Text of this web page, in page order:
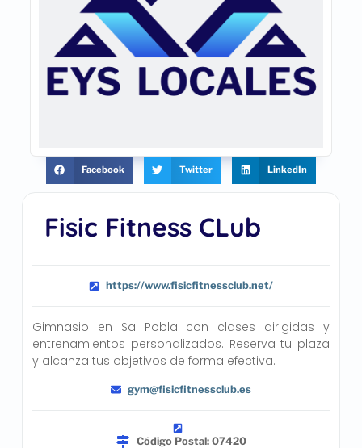
Fisic Fitness CLub
https://www.fisicfitnessclub.net/
Gimnasio en Sa Pobla con clases dirigidas y
entrenamientos personalizados. Reserva tu plaza
y alcanza tus objetivos de forma efectiva.
gym@fisicfitnessclub.es
Código Postal: 07420
Facebook Twitter LinkedIn